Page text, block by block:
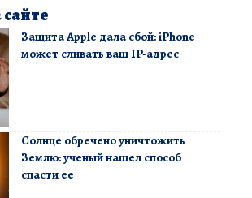
Защита Apple дала сбой: iPhone
может сливать ваш IP-адрес
Солнце обречено уничтожить
Землю: ученый нашел способ
спасти ее